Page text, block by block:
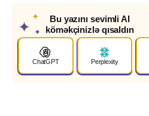
✦
✦
✦
Bu yazını sevimli AI
köməkçinizlə qısaldın
ChatGPT Perplexity